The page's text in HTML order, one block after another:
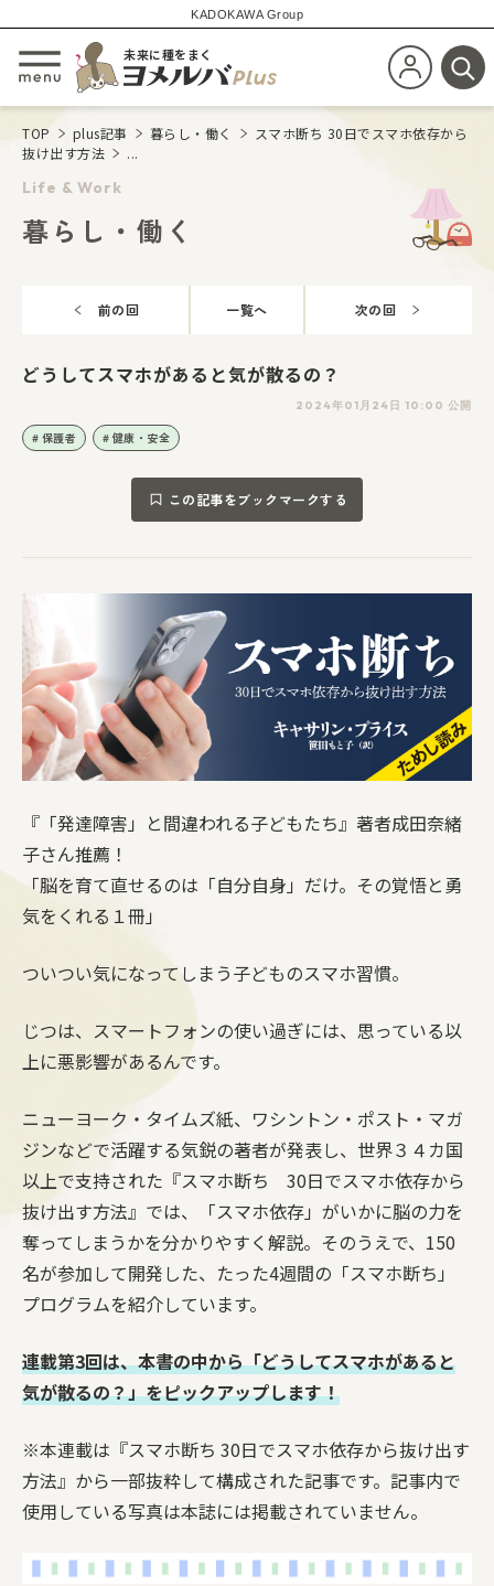
KADOKAWA Group
メニューを開閉する
未来に種をまく
新規会員登
検
TOP plus記事 暮らし・働く
スマホ断ち 30日でスマホ依存から
抜け出す方法
...
Life & Work
暮らし・働く
前の回 一覧へ 次の回
どうしてスマホがあると気が散るの？
2024年01月24日 10:00 公開
保護者 健康・安全
この記事をブックマークする
『「発達障害」と間違われる子どもたち』著者成田奈緒
子さん推薦！
「脳を育て直せるのは「自分自身」だけ。その覚悟と勇
気をくれる１冊」
ついつい気になってしまう子どものスマホ習慣。
じつは、スマートフォンの使い過ぎには、思っている以
上に悪影響があるんです。
ニューヨーク・タイムズ紙、ワシントン・ポスト・マガ
ジンなどで活躍する気鋭の著者が発表し、世界３４カ国
以上で支持された『スマホ断ち 30日でスマホ依存から
抜け出す方法』では、「スマホ依存」がいかに脳の力を
奪ってしまうかを分かりやすく解説。そのうえで、150
名が参加して開発した、たった4週間の「スマホ断ち」
プログラムを紹介しています。
連載第3回は、本書の中から「どうしてスマホがあると
気が散るの？」をピックアップします！
※本連載は『スマホ断ち 30日でスマホ依存から抜け出す
方法』から一部抜粋して構成された記事です。記事内で
使用している写真は本誌には掲載されていません。